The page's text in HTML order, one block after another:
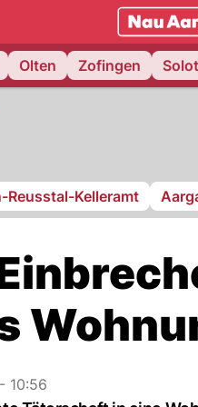
mittelland.NAU.ch
Olten Zofingen
Reusstal-Kelleramt
10:56